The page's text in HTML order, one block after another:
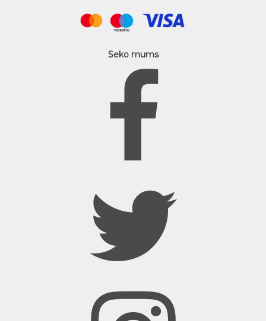
Seko mums